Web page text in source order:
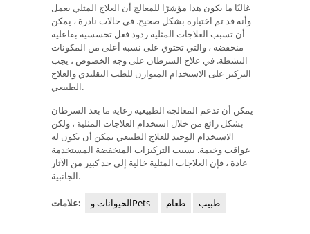
غالبًا ما يكون هذا مؤشرًا للمعالج أن العلاج المثلي يعمل
وأنه قد تم اختياره بشكل صحيح. في حالات نادرة ، يمكن
أن تسبب العلاجات المثلية ردود فعل تحسسية بفاعلية
منخفضة ، والتي تحتوي على نسبة أعلى من المكونات
النشطة. في علاج السرطان على وجه الخصوص ، يجب
التركيز على الاستخدام المتوازن للطب التقليدي والعلاج
الطبيعي.
يمكن أن تدعم المعالجة الطبيعية رعاية ما بعد السرطان
بشكل رائع من خلال استخدام العلاجات المثلية ، ولكن
الاستخدام الوحيد للعلاج الطبيعي يمكن أن يكون له
عواقب وخيمة. بسبب التركيزات المنخفضة المستخدمة
عادة ، فإن العلاجات المثلية خالية إلى حد كبير من الآثار
الجانبية.
علامات: الحيوانات وPets- طعام طبيب